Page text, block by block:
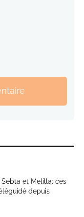
et Melilla: ces
depuis